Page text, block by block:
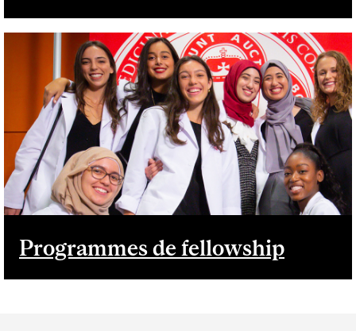
Programmes de fellowship